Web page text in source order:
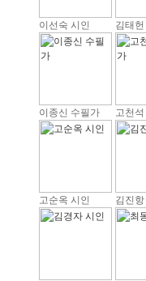
이선숙 시인 김태
이종신 수필가 고천
고순옥 시인 김진